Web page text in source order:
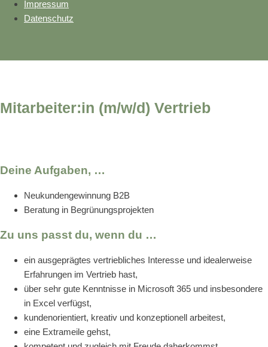
Impressum
Datenschutz
Mitarbeiter:in (m/w/d) Vertrieb
Deine Aufgaben, …
Neukundengewinnung B2B
Beratung in Begrünungsprojekten
Zu uns passt du, wenn du …
ein ausgeprägtes vertriebliches Interesse und idealerweise
Erfahrungen im Vertrieb hast,
über sehr gute Kenntnisse in Microsoft 365 und insbesondere
in Excel verfügst,
kundenorientiert, kreativ und konzeptionell arbeitest,
eine Extrameile gehst,